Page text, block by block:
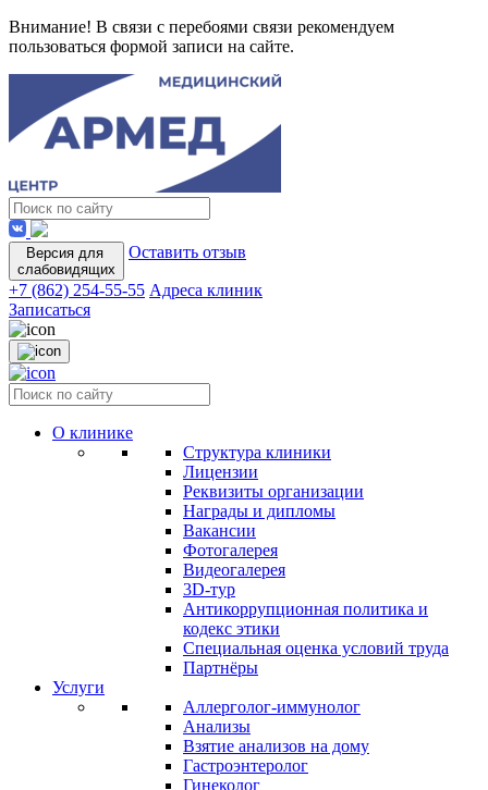
Внимание! В связи с перебоями связи рекомендуем
пользоваться формой записи на сайте.
Версия для
слабовидящих
Оставить отзыв
+7 (862) 254-55-55 Адреса клиник
Записаться
О клинике
Структура клиники
Лицензии
Реквизиты организации
Награды и дипломы
Вакансии
Фотогалерея
Видеогалерея
3D-тур
Антикоррупционная политика и
кодекс этики
Специальная оценка условий труда
Партнёры
Услуги
Аллерголог-иммунолог
Анализы
Взятие анализов на дому
Гастроэнтеролог
Гинеколог